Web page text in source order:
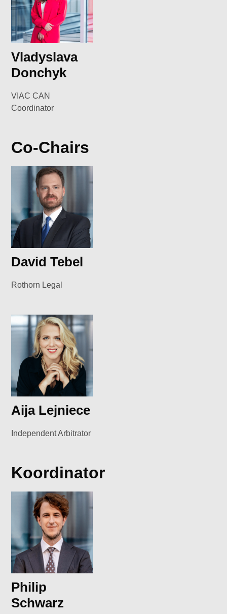
Vladyslava
Donchyk
VIAC CAN
Coordinator
Co-Chairs
David Tebel
Rothorn Legal
Aija Lejniece
Independent Arbitrator
Koordinator
Philip
Schwarz